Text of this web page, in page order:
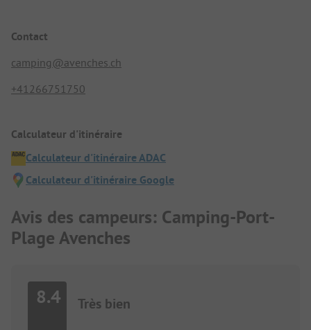
Contact
camping@avenches.ch
+41266751750
Calculateur d'itinéraire
Calculateur d'itinéraire ADAC
Calculateur d'itinéraire Google
Avis des campeurs: Camping-Port-
Plage Avenches
8.4 Très bien